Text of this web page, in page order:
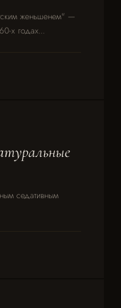
женьшенем" —
х годах...
седативным